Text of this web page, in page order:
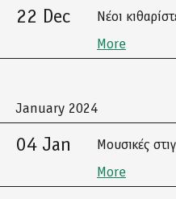
22 Dec
Νέοι
More
January 2024
04 Jan
Μουσικές
More